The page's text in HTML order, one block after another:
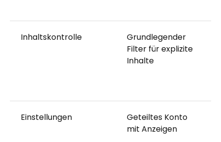
Inhaltskontrolle
Grundlegender
Filter für explizite
Inhalte
Einstellungen
Geteiltes Konto
mit Anzeigen